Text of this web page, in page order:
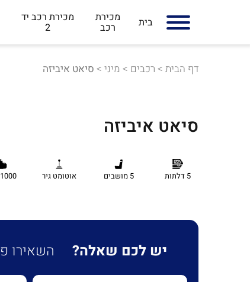
בית מכירת
רכב
מכירת רכב יד
2
דף הבית > רכבים > מיני > סיאט איביזה
סיאט איביזה
5 דלתות 5 מושבים אוטומט גיר 1000 מנוע
יש לכם שאלה? השאירו